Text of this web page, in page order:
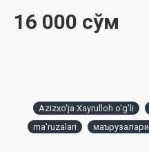
16 000 сўм
Azizxo'ja Xayrulloh o'g'li
ma'ruzalari
маърузалари